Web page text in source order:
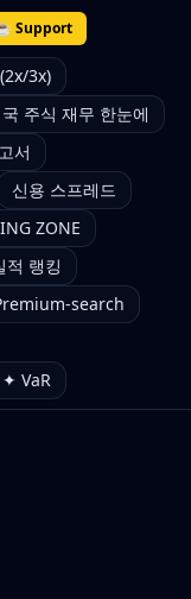
Support
3x)
주식 재무 한눈에
서
신용 스프레드
ZONE
적 랭킹
search
✦ VaR